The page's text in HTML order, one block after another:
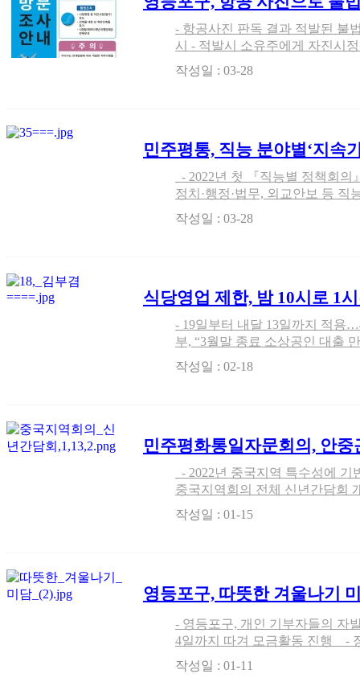
- 항공사진 판독 결과 적발된 불
시 - 적발시 소유주에게 자진시
서울 영등포구(구청장 채현일)
적출된 위법 건축물 4,401건에
작성일 : 03-28
민주평통, 직능 분야별‘지속
안’모색
정치·행정·법무, 외교안보 등
회의(수석부의장 이석현, 사무
(금) 대전 유성호텔에서 2022년
작성일 : 03-28
식당영업 제한, 밤 10시로 1
- 19일부터 내달 13일까지 적용
부, “3월말 종료 소상공인 대출
당·카페 등의 영업시간 제한을
간 연장하기로 했다. 사적모임
작성일 : 02-18
민주평화통일자문회의, 안중근 의사의 동양평화론 …
평화프로세스 및 신
- 2022년 중국지역 특수성에 기반한 평화통일활동 추진 - 민주평통,
중국지역회의 전체 신년간담회 개최 민주평화통일자문
수 사무처장은 1월 13일(목) 중국지역회의(부의장 설규종) 자문위원
작성일 : 01-15
영등포구, 따뜻한 겨울나기
에 가득 채운 10년 온정 나눠
- 영등포구, 개인 기부자들의 자
4일까지 따겨 모금활동 진행 -
권도 학원 원생, 익명의 기부자 등 따뜻
들이 힘든 시기를 이겨내고 따
작성일 : 01-11